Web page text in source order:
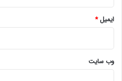
ایمیل*
وب‌ سایت